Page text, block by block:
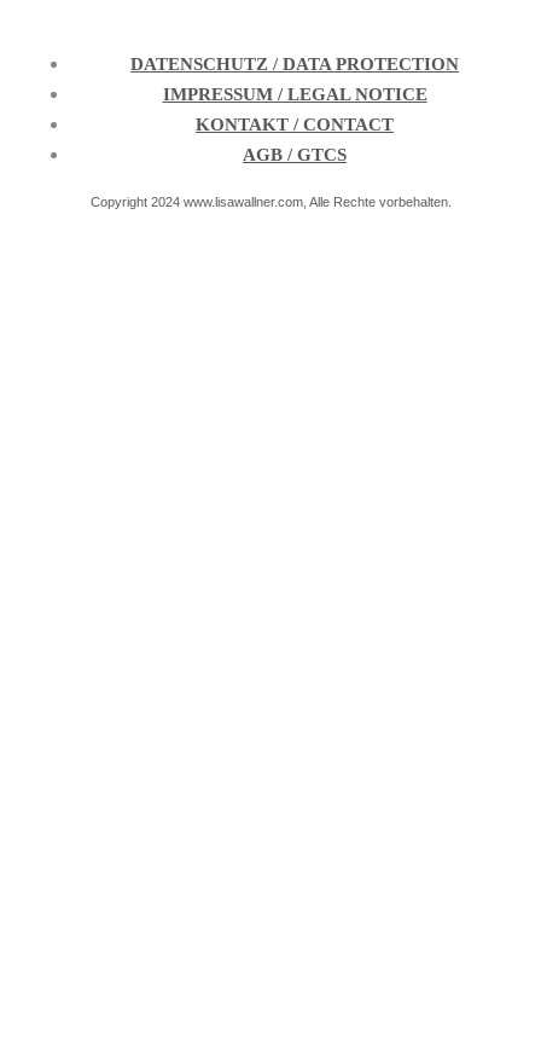
DATENSCHUTZ / DATA PROTECTION
IMPRESSUM / LEGAL NOTICE
KONTAKT / CONTACT
AGB / GTCS
Copyright 2024 www.lisawallner.com, Alle Rechte vorbehalten.